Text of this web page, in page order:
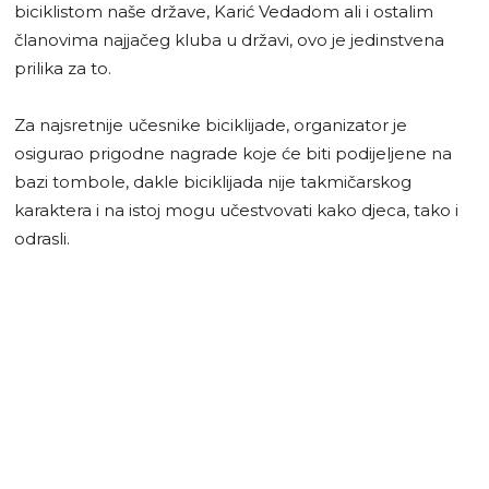
biciklistom naše države, Karić Vedadom ali i ostalim
članovima najjačeg kluba u državi, ovo je jedinstvena
prilika za to.
Za najsretnije učesnike biciklijade, organizator je
osigurao prigodne nagrade koje će biti podijeljene na
bazi tombole, dakle biciklijada nije takmičarskog
karaktera i na istoj mogu učestvovati kako djeca, tako i
odrasli.